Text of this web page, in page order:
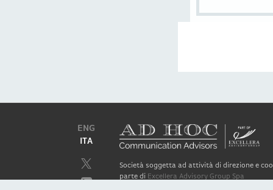
ENG
ITA
Società soggetta ad attività di direzione e
parte di Excellera Advisory Group Spa